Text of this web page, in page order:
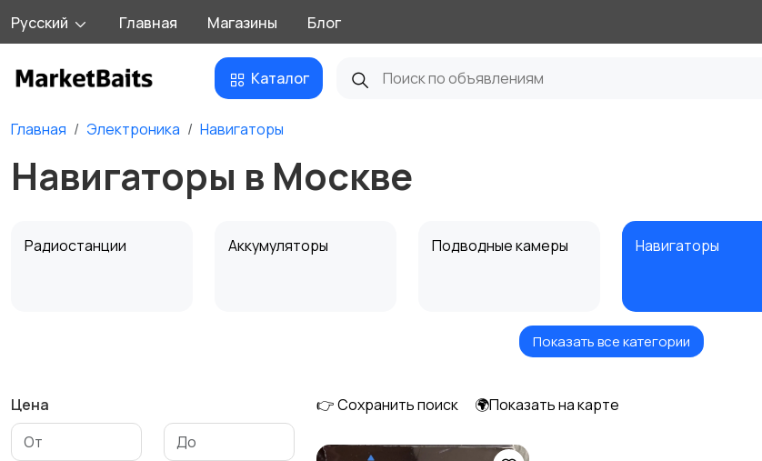
Русский Главная Магазины Блог
Каталог
Главная Электроника Навигаторы
Навигаторы в Москве
Радиостанции Аккумуляторы Подводные камеры Навигаторы
Показать все категории
Цена 👉 Сохранить поиск 🌍Показать на карте